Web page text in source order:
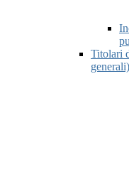
Titolari
generali)